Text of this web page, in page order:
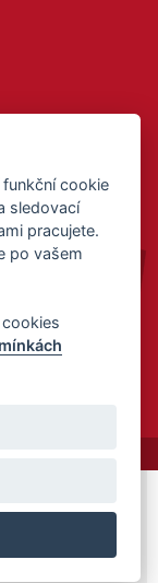
-Partnerský
cookie
sledovací
pracujete.
po vašem